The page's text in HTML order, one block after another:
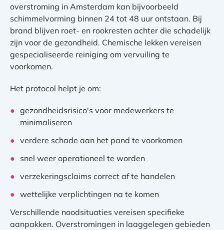
overstroming in Amsterdam kan bijvoorbeeld
schimmelvorming binnen 24 tot 48 uur ontstaan. Bij
brand blijven roet- en rookresten achter die schadelijk
zijn voor de gezondheid. Chemische lekken vereisen
gespecialiseerde reiniging om vervuiling te
voorkomen.
Het protocol helpt je om:
gezondheidsrisico's voor medewerkers te
minimaliseren
verdere schade aan het pand te voorkomen
snel weer operationeel te worden
verzekeringsclaims correct af te handelen
wettelijke verplichtingen na te komen
Verschillende noodsituaties vereisen specifieke
aanpakken. Overstromingen in laaggelegen gebieden